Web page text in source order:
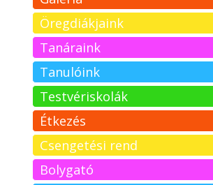
Öregdiákjaink
Tanáraink
Tanulóink
Testvériskolák
Étkezés
Csengetési rend
Bolygató